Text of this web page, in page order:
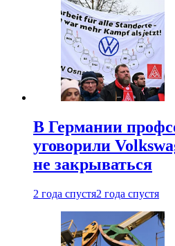
В Германии
уговорили
не закрываться
2 года спустя2 года спустя